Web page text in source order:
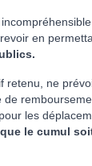
en
retenu, ne
de
les
que le cumul